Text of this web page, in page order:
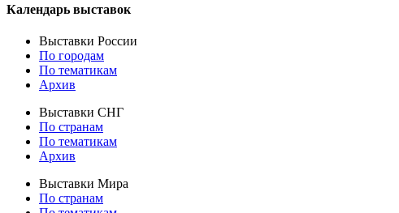
Календарь выставок
Выставки России
По городам
По тематикам
Архив
Выставки СНГ
По странам
По тематикам
Архив
Выставки Мира
По странам